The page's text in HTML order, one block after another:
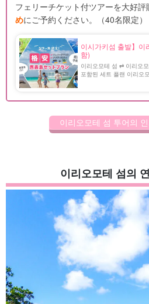
フェリーチケット付ツアーを大好評
めにご予約ください。（40名限定）
이시가키섬 출발】이
함)
이리오모테 섬 ⇄ 이리오
포함된 세트 플랜 이리오
하게 여행을 즐길 수 있는
이리오모테 섬 투어의
이리오모테 섬의